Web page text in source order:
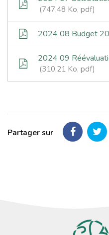
747,48 Ko, pdf
2024 08 Budget
2024 09
310,21 Ko, pdf
Partager sur